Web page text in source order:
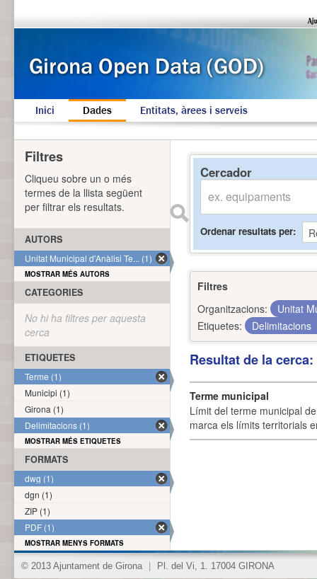
Inici Dades Entitats, àrees i serveis
Cercador
Ordenar resultats per
Filtres
Organitzacions:
Unitat
Etiquetes:
Delimitacions
Resultat de la
Terme municipal
Límit del terme municipal
marca els límits territorials
Filtres
Cliqueu sobre un o més
termes de la llista següent
per filtrar els resultats.
AUTORS
Unitat Municipal d'Anàlisi Te... (1)
MOSTRAR MÉS AUTORS
CATEGORIES
No hi ha filtres per aquesta
cerca
ETIQUETES
Terme (1)
Municipi (1)
Girona (1)
Delimitacions (1)
MOSTRAR MÉS ETIQUETES
FORMATS
dwg (1)
dgn (1)
ZIP (1)
PDF (1)
MOSTRAR MENYS FORMATS
© 2013 Ajuntament de Girona Pl. del Vi, 1. 17004 GIRONA